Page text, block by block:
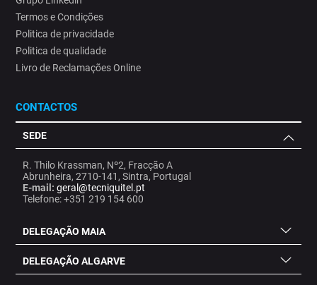
Termos e Condições
Politica de privacidade
Politica de qualidade
Livro de Reclamações Online
CONTACTOS
SEDE
R. Thilo Krassman, Nº2, Fracção A
Abrunheira, 2710-141, Sintra, Portugal
E-mail: geral@tecniquitel.pt
Telefone: +351 219 154 600
DELEGAÇÃO MAIA
DELEGAÇÃO ALGARVE